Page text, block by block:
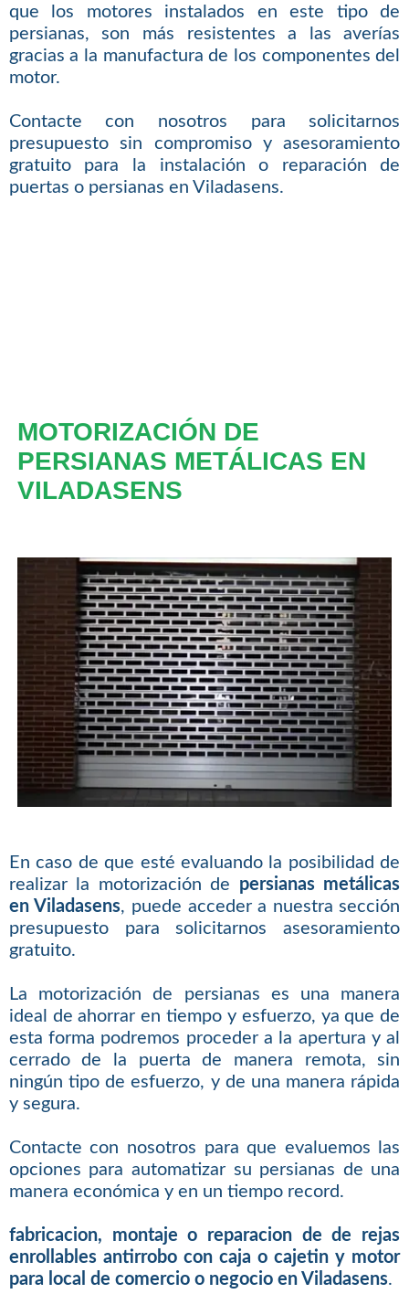
que los motores instalados en este tipo de
persianas, son más resistentes a las averías
gracias a la manufactura de los componentes del
motor.
Contacte con nosotros para solicitarnos
presupuesto sin compromiso y asesoramiento
gratuito para la instalación o reparación de
puertas o persianas en Viladasens.
MOTORIZACIÓN DE
PERSIANAS METÁLICAS EN
VILADASENS
En caso de que esté evaluando la posibilidad de
realizar la motorización de persianas metálicas
en Viladasens, puede acceder a nuestra sección
presupuesto para solicitarnos asesoramiento
gratuito.
La motorización de persianas es una manera
ideal de ahorrar en tiempo y esfuerzo, ya que de
esta forma podremos proceder a la apertura y al
cerrado de la puerta de manera remota, sin
ningún tipo de esfuerzo, y de una manera rápida
y segura.
Contacte con nosotros para que evaluemos las
opciones para automatizar su persianas de una
manera económica y en un tiempo record.
fabricacion, montaje o reparacion de de rejas
enrollables antirrobo con caja o cajetin y motor
para local de comercio o negocio en Viladasens.